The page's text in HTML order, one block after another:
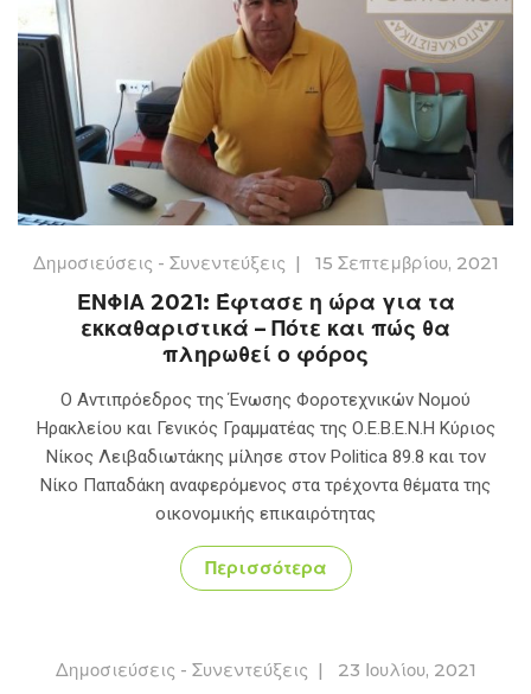
Δημοσιεύσεις - Συνεντεύξεις | 15 Σεπτεμβρίου, 2021
ΕΝΦΙΑ 2021: Έφτασε η ώρα για τα
εκκαθαριστικά – Πότε και πώς θα
πληρωθεί ο φόρος
Ο Αντιπρόεδρος της Ένωσης Φοροτεχνικών Νομού
Ηρακλείου και Γενικός Γραμματέας της Ο.Ε.Β.Ε.Ν.Η Κύριος
Νίκος Λειβαδιωτάκης μίλησε στον Politica 89.8 και τον
Νίκο Παπαδάκη αναφερόμενος στα τρέχοντα θέματα της
οικονομικής επικαιρότητας
Περισσότερα
Δημοσιεύσεις - Συνεντεύξεις | 23 Ιουλίου, 2021